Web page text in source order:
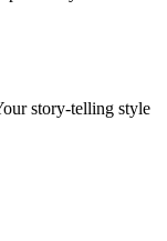
story-telling style